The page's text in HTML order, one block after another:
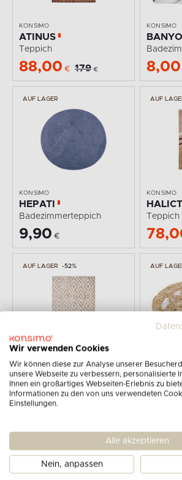
KONSIMO
ATINUS
Teppich
88,00 € 179 €
KONSIMO
BANYO
8,00
AUF LAGER
KONSIMO
HEPATI
Badezimmerteppich
9,90 €
AUF
KONSIMO
Teppich
AUF LAGER -52%
KONSIMO
ELACHI
Teppich
38,00
AUF
KONSIMO
Teppich
8,00
AUF LAGER -51% AUF
Wir verwenden Cookies
Wir können diese zur Analyse unserer
unsere Webseite zu verbessern, personalisierte
Ihnen ein großartiges Webseiten-Erlebnis zu
Informationen zu den von uns verwendeten
Einstellungen.
Alle akzeptieren
Nein, anpassen